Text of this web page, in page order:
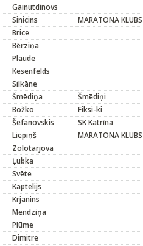
Gainutdinovs
Sinicins
MARATONA KLUBS
Brice
Bērziņa
Plaude
Kesenfelds
Silkāne
Šmēdiņa
Šmēdiņi
Božko
Fiksi-ki
Šefanovskis
SK Katrīna
Liepiņš
MARATONA KLUBS
Zolotarjova
Ļubka
Svēte
Kaptelijs
Krjanins
Mendziņa
Plūme
Dimitre